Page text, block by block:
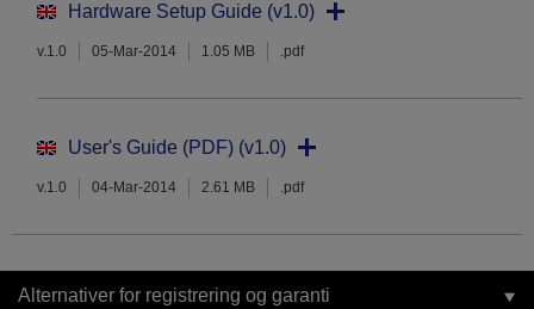
Hardware Setup Guide (v1.0)
v.1.0 05-Mar-2014 1.05 MB .pdf
User's Guide (PDF) (v1.0)
v.1.0 04-Mar-2014 2.61 MB .pdf
Alternativer for registrering og garanti